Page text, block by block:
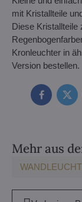
mit Kristallteile
Diese Kristallteile
Kronleuchter in
Version bestellen.
Facebook
Mehr aus